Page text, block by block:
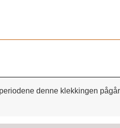
denne klekkingen